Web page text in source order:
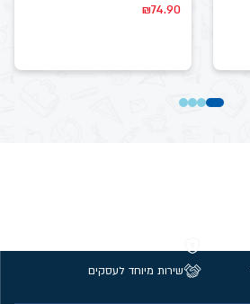
₪74.90
שירות מיוחד לעסקים